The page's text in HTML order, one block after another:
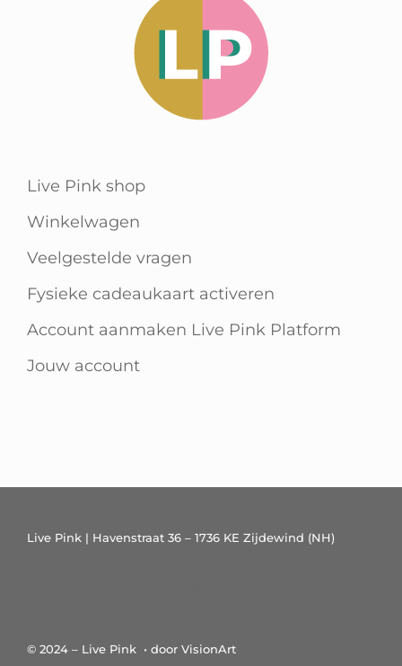
Live Pink shop
Winkelwagen
Veelgestelde vragen
Fysieke cadeaukaart activeren
Account aanmaken Live Pink Platform
Jouw account
Live Pink | Havenstraat 36 – 1736 KE Zijdewind (NH)
© 2024 – Live Pink • door VisionArt